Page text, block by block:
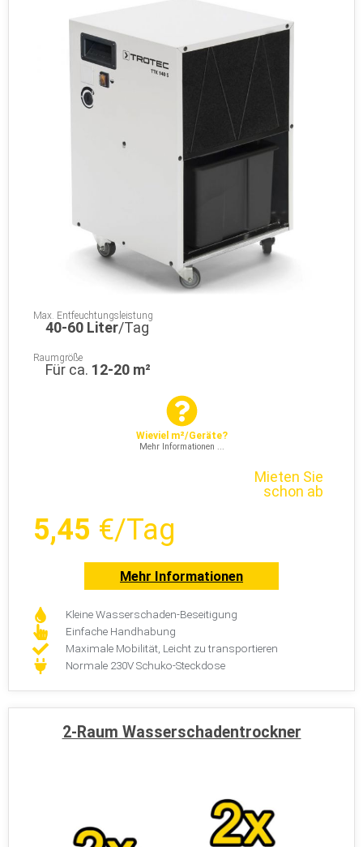
Max. Entfeuchtungsleistung
40-60 Liter/Tag
Raumgröße
Für ca. 12-20 m²
Wieviel m²/Geräte?
Mehr Informationen ...
Mieten Sie
schon ab
5,45 €/Tag
Mehr Informationen
Kleine Wasserschaden-Beseitigung
Einfache Handhabung
Maximale Mobilität, Leicht zu transportieren
Normale 230V Schuko-Steckdose
2-Raum Wasserschadentrockner